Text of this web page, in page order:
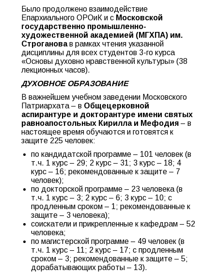
Было продолжено взаимодействие
Епархиального ОРОиК и с Московской
государственно промышленно-
художественной академией (МГХПА) им.
Строгановав рамках чтения указанной
дисциплины для всех студентов 3-го курса
«Основы духовно нравственной культуры» (38
лекционных часов).
ДУХОВНОЕ ОБРАЗОВАНИЕ
В важнейшем учебном заведении Московского
Патриархата – в Общецерковной
аспирантуре и докторантуре имени святых
равноапостольных Кирилла и Мефодия – в
настоящее время обучаются и готовятся к
защите 225 человек:
по кандидатской программе – 101 человек (в
т.ч. 1 курс – 29; 2 курс – 31; 3 курс – 18; 4
курс – 16; рекомендованные к защите – 7
человек);
по докторской программе – 23 человека (в
т.ч. 1 курс – 3; 2 курс – 6; 3 курс – 10; с
продленным сроком – 1; рекомендованные к
защите – 3 человека);
соискатели и прикрепленные к кафедрам – 52
человека;
по магистерской программе – 49 человек (в
т.ч. 1 курс – 11; 2 курс – 17; с продленным
сроком – 3; рекомендованные к защите – 5;
дорабатывающих работы – 13).